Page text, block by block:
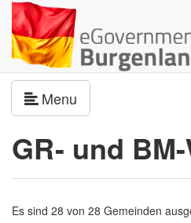
Menu
GR- und
Es sind 28 von 28 Gemeinden